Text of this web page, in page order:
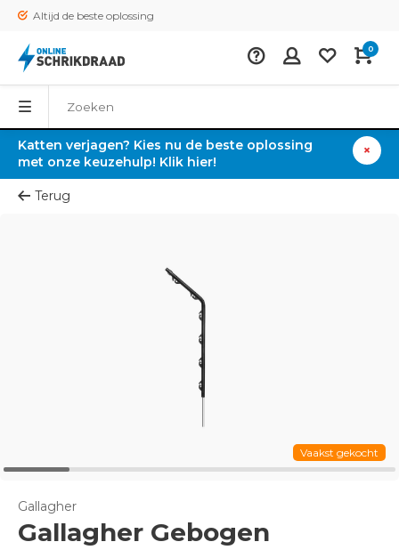
Altijd de beste oplossing
0
Katten verjagen? Kies nu de beste oplossing
met onze keuzehulp! Klik hier!
Terug
Vaakst gekocht
Gallagher
Gallagher Gebogen